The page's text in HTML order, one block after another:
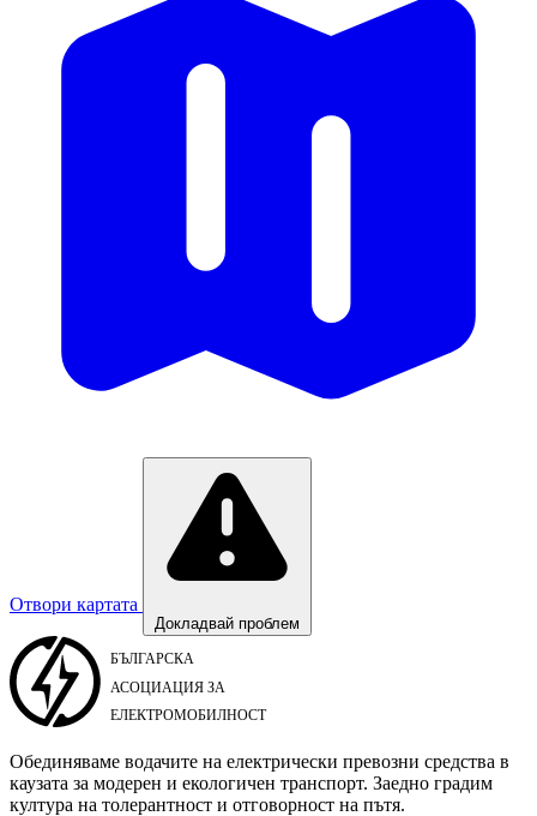
Отвори картата
Докладвай проблем
Обединяваме водачите на електрически превозни средства в
каузата за модерен и екологичен транспорт. Заедно градим
култура на толерантност и отговорност на пътя.